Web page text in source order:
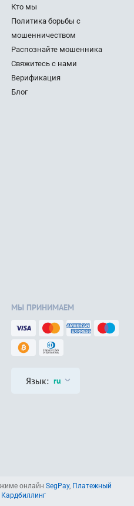
Кто мы
Политика борьбы с
мошенничеством
Распознайте мошенника
Свяжитесь с нами
Верификация
Блог
МЫ ПРИНИМАЕМ
Язык: ru
онлайн SegPay, Платежный
Кардбиллинг